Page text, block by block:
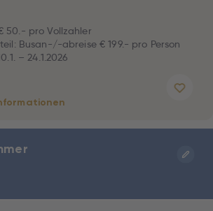
50.- pro Vollzahler
Busan-/-abreise € 199.- pro Person
– 24.1.2026